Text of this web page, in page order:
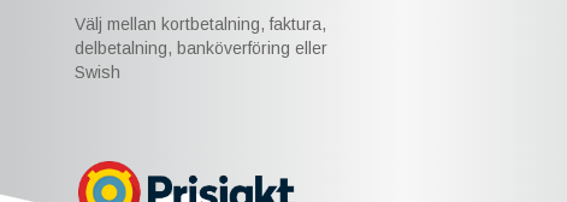
Välj mellan kortbetalning, faktura,
delbetalning, banköverföring eller
Swish